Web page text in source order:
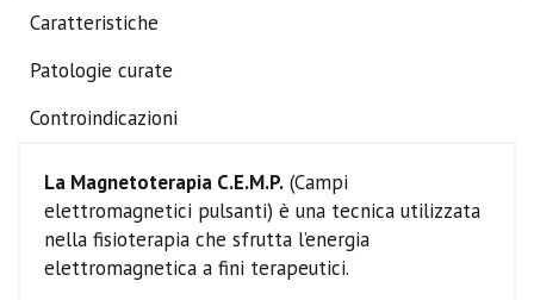
Caratteristiche
Patologie curate
Controindicazioni
La Magnetoterapia C.E.M.P. (Campi
elettromagnetici pulsanti) è una tecnica utilizzata
nella fisioterapia che sfrutta l’energia
elettromagnetica a fini terapeutici.